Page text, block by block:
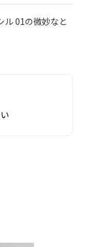
ル 01の微妙なと